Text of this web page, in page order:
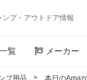
ンプ・アウトドア情報
覧 メーカー
プ用品 本日の